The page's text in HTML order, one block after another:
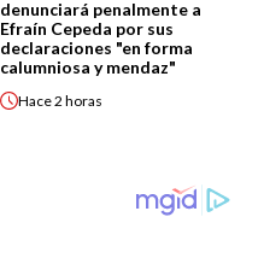
denunciará penalmente a
Efraín Cepeda por sus
declaraciones "en forma
calumniosa y mendaz"
Hace2 horas